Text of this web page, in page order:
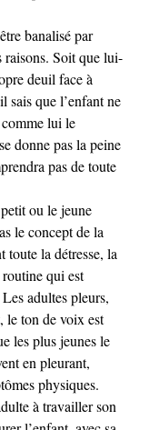
banalisé par
raisons. Soit que lui-
deuil face à
sais que l’enfant ne
lui le
donne pas la peine
pas de toute
ou le jeune
le concept de la
toute la détresse, la
qui est
adultes pleurs,
le ton de voix est
les plus jeunes le
en pleurant,
physiques.
à travailler son